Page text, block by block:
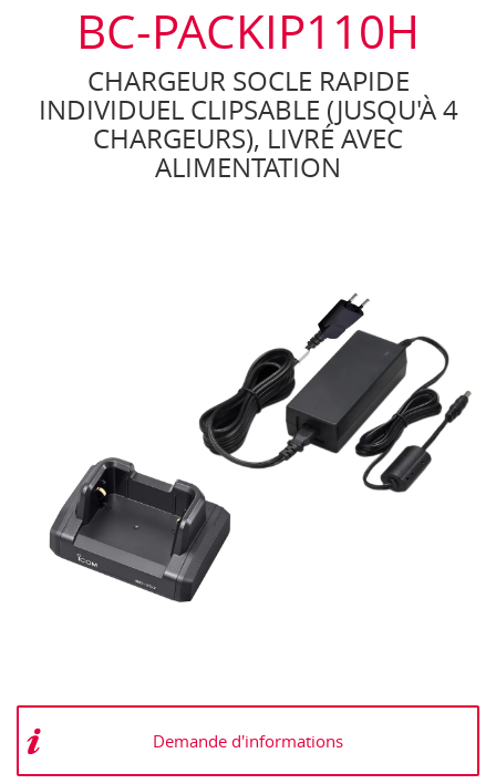
BC-PACKIP110H
CHARGEUR SOCLE RAPIDE
INDIVIDUEL CLIPSABLE (JUSQU'À 4
CHARGEURS), LIVRÉ AVEC
ALIMENTATION
Demande d'informations